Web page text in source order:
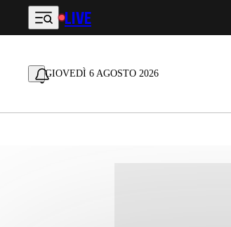
Vai al contenuto principale
LIVE
GIOVEDÌ 6 AGOSTO 2026